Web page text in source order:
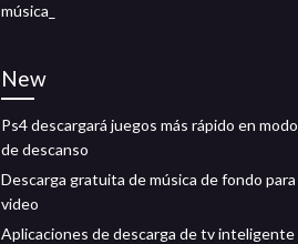
música_
New
Ps4 descargará juegos más rápido en modo
de descanso
Descarga gratuita de música de fondo para
video
Aplicaciones de descarga de tv inteligente